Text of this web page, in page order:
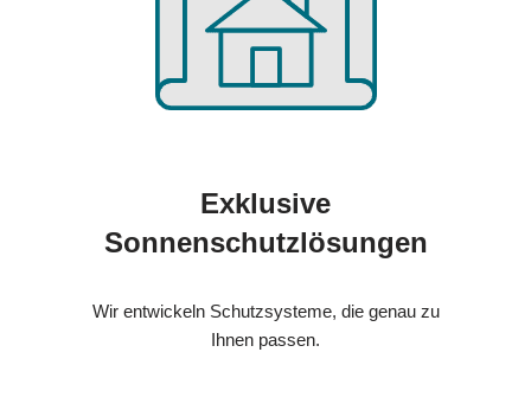
Exklusive
Sonnenschutzlösungen
Wir entwickeln Schutzsysteme, die genau zu
Ihnen passen.